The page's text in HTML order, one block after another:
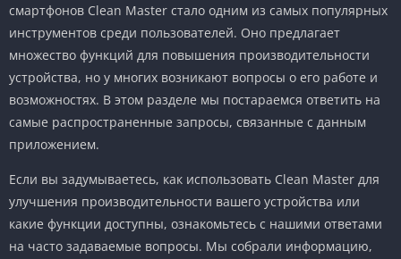
смартфонов Clean Master стало одним из самых популярных
инструментов среди пользователей. Оно предлагает
множество функций для повышения производительности
устройства, но у многих возникают вопросы о его работе и
возможностях. В этом разделе мы постараемся ответить на
самые распространенные запросы, связанные с данным
приложением.
Если вы задумываетесь, как использовать Clean Master для
улучшения производительности вашего устройства или
какие функции доступны, ознакомьтесь с нашими ответами
на часто задаваемые вопросы. Мы собрали информацию,